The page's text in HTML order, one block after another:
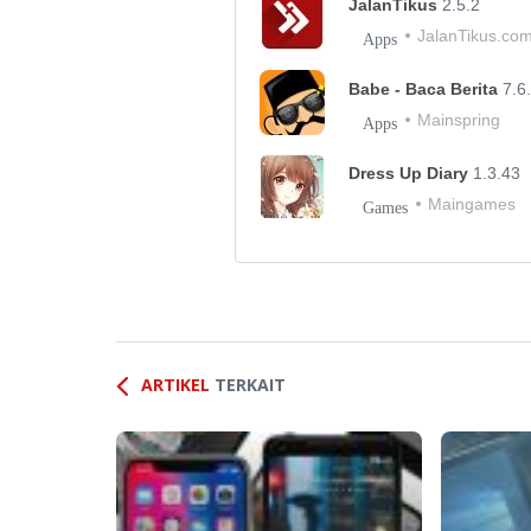
JalanTikus 2.5.2
Apps
Babe - Baca Berita
Apps Mainspring
Dress Up Diary 1.3.43
Games Maingames
ARTIKEL TERKAIT